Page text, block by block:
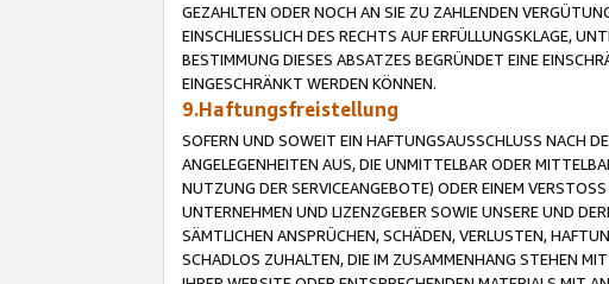
GEZAHLTEN ODER NOCH AN SIE ZU ZAHLENDEN
EINSCHLIESSLICH DES RECHTS AUF ERFÜLLUNGSKLAGE,
BESTIMMUNG DIESES ABSATZES BEGRÜNDET EINE
EINGESCHRÄNKT WERDEN KÖNNEN.
9.Haftungsfreistellung
SOFERN UND SOWEIT EIN HAFTUNGSAUSSCHLUSS NACH
ANGELEGENHEITEN AUS, DIE UNMITTELBAR ODER
NUTZUNG DER SERVICEANGEBOTE) ODER EINEM
UNTERNEHMEN UND LIZENZGEBER SOWIE UNSERE UND
SÄMTLICHEN ANSPRÜCHEN, SCHÄDEN, VERLUSTEN,
SCHADLOS ZUHALTEN, DIE IM ZUSAMMENHANG STEHEN